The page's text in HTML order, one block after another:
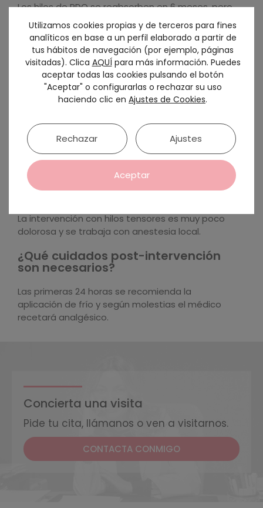
Los hilos de PDO se reabsorben en 6 meses, pero
al perdurar los nuevos hilos de colágeno,
formados por fibrosis natural, el efecto se
prolonga de 12 a 18 meses, en función del tipo de
piel, la edad, el grado de flaccidez y la respuesta
individual de cada paciente.
¿A quién va dirigido el tratamiento
con hilos tensores?
Tratamiento preventivo en personas a partir de
35 años, que es cuando comienzan los signos de
flaccidez. A mayor edad, peor respuesta, ya que
con la edad disminuye la formación de colágeno.
¿Es doloroso el tratamiento?
La intervención con hilos tensores es muy poco
dolorosa y se trabaja con anestesia local.
¿Qué cuidados post-intervención
son necesarios?
Las primeras 24 horas se recomienda la
aplicación de frío y según molestias el médico
recetará analgésico.
Concierta una visita
Pide tu cita, llámanos o ven a visitarnos.
CONTACTA CONMIGO
Utilizamos cookies propias y de terceros para fines
analíticos en base a un perfil elaborado a partir de
tus hábitos de navegación (por ejemplo, páginas
visitadas). Clica AQUÍpara más información. Puedes
aceptar todas las cookies pulsando el botón
"Aceptar" o configurarlas o rechazar su uso
haciendo clic en Ajustes de Cookies.
Aceptar
Rechazar Ajustes